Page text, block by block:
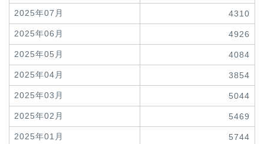
2025年07月 4310
2025年06月 4926
2025年05月 4084
2025年04月 3854
2025年03月 5044
2025年02月 5469
2025年01月 5744